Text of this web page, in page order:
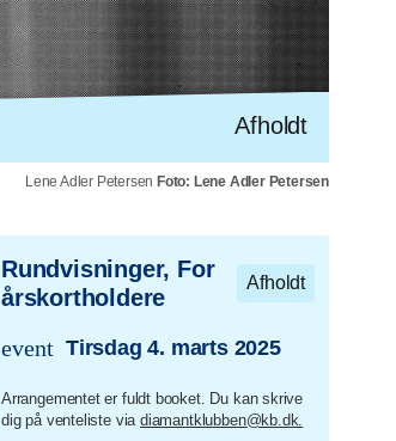
Afholdt
Lene Adler Petersen Foto: Lene Adler Petersen
Rundvisninger, For
årskortholdere
Afholdt
event
trans.event.date
Tirsdag 4. marts 2025
Arrangementet er fuldt booket. Du kan skrive
dig på venteliste viadiamantklubben@kb.dk.